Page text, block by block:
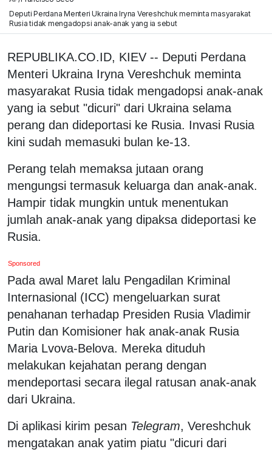
Deputi Perdana Menteri Ukraina Iryna Vereshchuk meminta masyarakat
Rusia tidak mengadopsi anak-anak yang ia sebut
REPUBLIKA.CO.ID, KIEV -- Deputi Perdana
Menteri Ukraina Iryna Vereshchuk meminta
masyarakat Rusia tidak mengadopsi anak-anak
yang ia sebut "dicuri" dari Ukraina selama
perang dan dideportasi ke Rusia. Invasi Rusia
kini sudah memasuki bulan ke-13.
Perang telah memaksa jutaan orang
mengungsi termasuk keluarga dan anak-anak.
Hampir tidak mungkin untuk menentukan
jumlah anak-anak yang dipaksa dideportasi ke
Rusia.
Sponsored
Pada awal Maret lalu Pengadilan Kriminal
Internasional (ICC) mengeluarkan surat
penahanan terhadap Presiden Rusia Vladimir
Putin dan Komisioner hak anak-anak Rusia
Maria Lvova-Belova. Mereka dituduh
melakukan kejahatan perang dengan
mendeportasi secara ilegal ratusan anak-anak
dari Ukraina.
Di aplikasi kirim pesan Telegram, Vereshchuk
mengatakan anak yatim piatu "dicuri dari